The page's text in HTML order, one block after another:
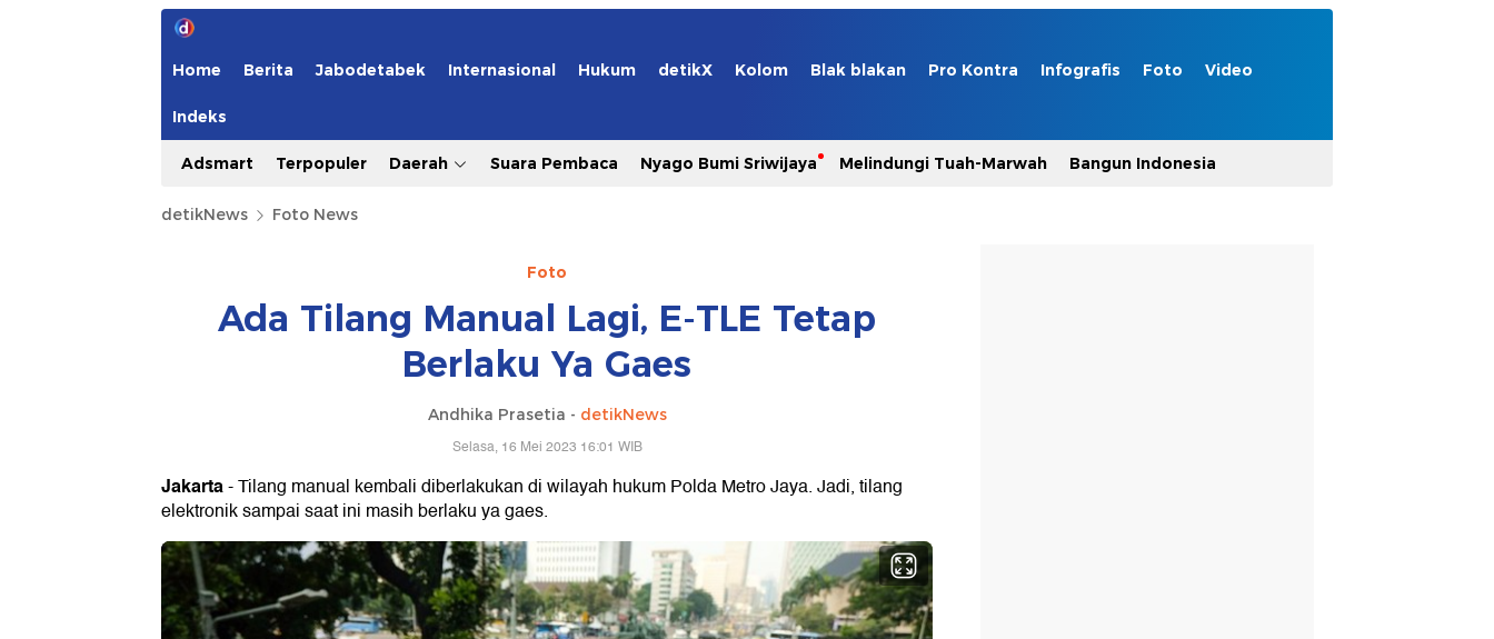
Home Berita Jabodetabek Internasional Hukum detikX Kolom Blak blakan Pro Kontra Infografis Foto Video
Indeks
Adsmart Terpopuler Daerah Suara Pembaca Nyago Bumi Sriwijaya Melindungi Tuah-Marwah Bangun Indonesia
detikNews Foto News
Foto
Ada Tilang Manual Lagi, E-TLE Tetap
Berlaku Ya Gaes
Andhika Prasetia - detikNews
Selasa, 16 Mei 2023 16:01 WIB
Jakarta- Tilang manual kembali diberlakukan di wilayah hukum Polda Metro Jaya. Jadi, tilang
elektronik sampai saat ini masih berlaku ya gaes.